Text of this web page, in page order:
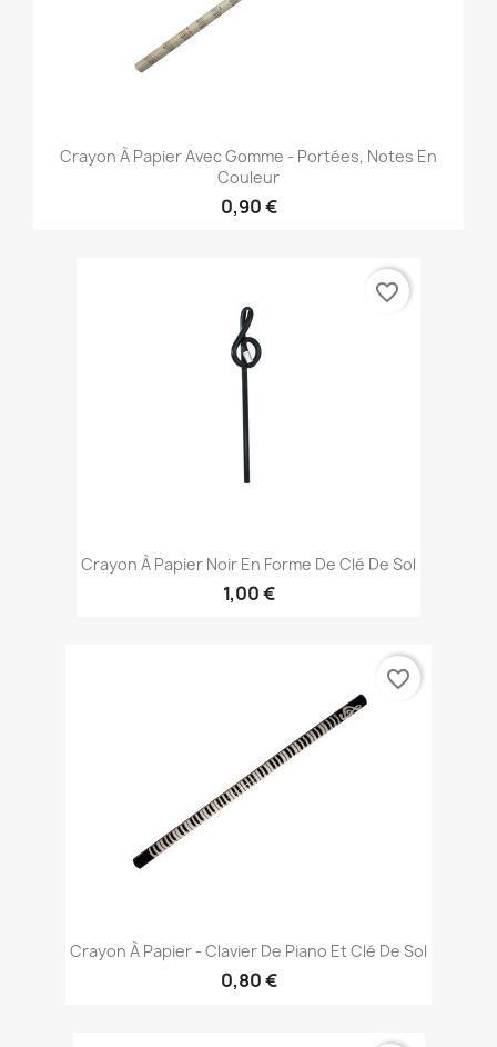
Crayon À Papier Avec Gomme - Portées, Notes En
Couleur
0,90 €
Crayon À Papier Noir En Forme De Clé De Sol
1,00 €
favorite_border
Crayon À Papier - Clavier De Piano Et Clé De Sol
0,80 €
favorite_border